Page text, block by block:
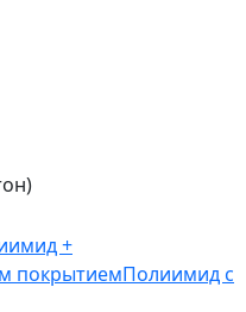
+
покрытиемПолиимид с